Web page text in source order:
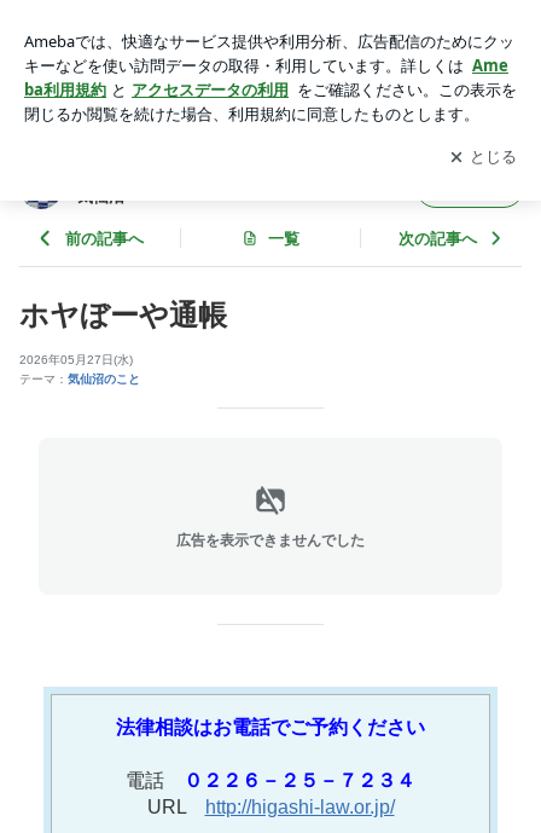
気仙沼
アプリをダウンロードして ブログの更新通知
を受け取りまし
ょう。
開く
気仙沼
前の記事へ 一覧 次の記事へ
ホヤぼーや通帳
2026年05月27日(水)
テーマ： 気仙沼のこと
広告を表示できませんでした
法律相談はお電話でご予約ください
電話
０２２６－２５－７２３４
URL
http://higashi-law.or.jp/